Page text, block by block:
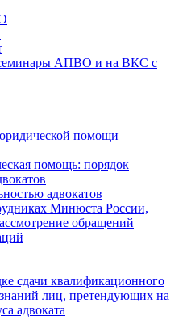
АПВО и на ВКС с
помощи
помощь: порядок
адвокатов
Минюста России,
обращений
сдачи квалификационного
лиц, претендующих на
адвоката